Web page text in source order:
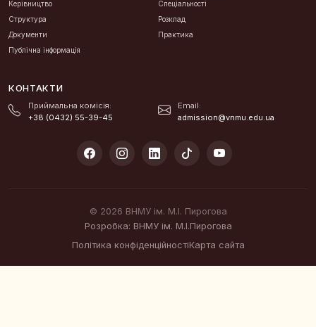
Керівництво
Структура
Документи
Публічна інформація
Спеціальності
Розклад
Практика
КОНТАКТИ
Приймальна комісія:
+38 (0432) 55-39-45
Email:
admission@vnmu.edu.ua
© 2026 ВНМУ ім. М.І. Пирогова
Розробка: ВНМУ ім. М.І.Пирогова
Політика конфіденційностіКарта сайта